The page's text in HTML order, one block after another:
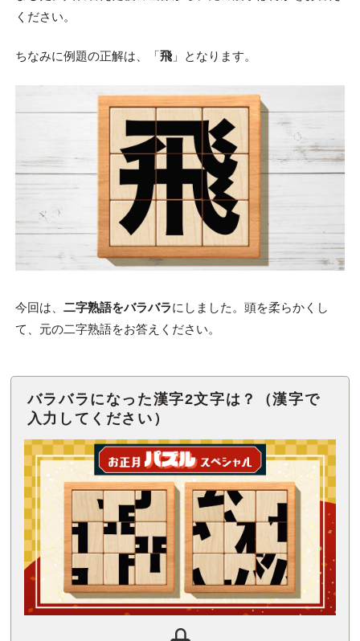
ください。
ちなみに例題の正解は、「飛」となります。
今回は、 二字熟語をバラバラにしました。頭を柔らかくし
て、元の二字熟語をお答えください。
バラバラになった漢字2文字は？（漢字で
入力してください）